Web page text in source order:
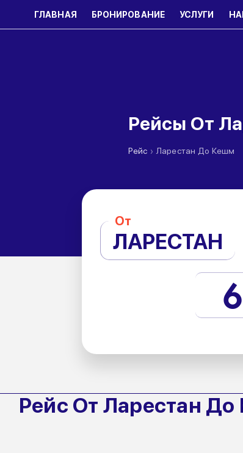
ГЛАВНАЯ БРОНИРОВАНИЕ УСЛУГИ
Рейсы От
Рейс › Ларестан До Кешм
От
ЛАРЕСТАН
6
Рейс От Ларестан